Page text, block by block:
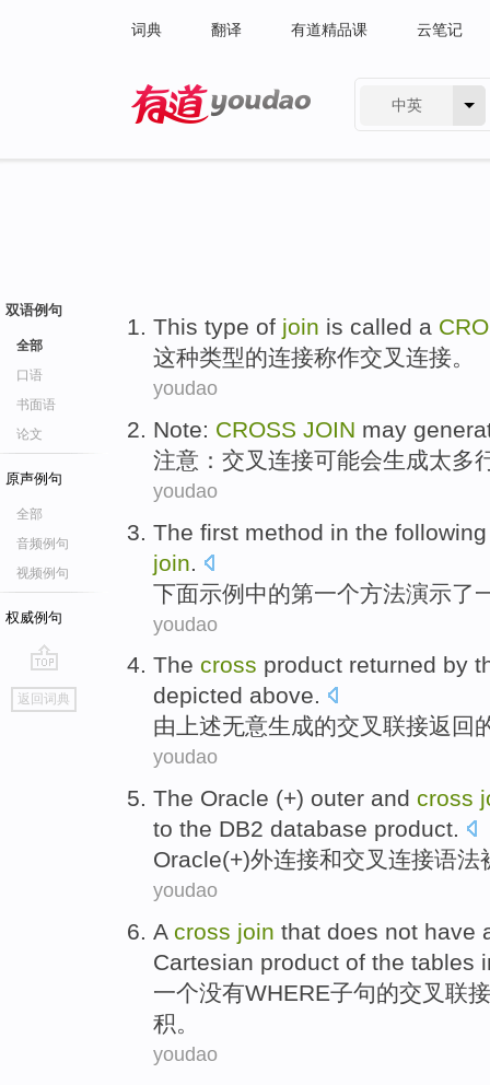
词典 翻译 有道精品课 云笔记
中英
双语例句
全部
口语
书面语
论文
原声例句
全部
音频例句
视频例句
权威例句
go
top
返回词典
This type of join is called a
这种类型的连接称作交叉 连接。
youdao
Note: CROSS JOIN may
注意 ： 交叉 连接可能会生成太多
youdao
The first method in the following
join
下面示例 中的第一个方法演示了
youdao
The cross product returned by
depicted above.
由 上述无意生成的交叉 联接返回
youdao
The Oracle (+) outer and cross
to the DB2 database product.
Oracle(+)外连接和交叉 连接语法
youdao
A cross join that does not have
Cartesian product of the tables
一个没有WHERE子句的交叉 联接
积。
youdao